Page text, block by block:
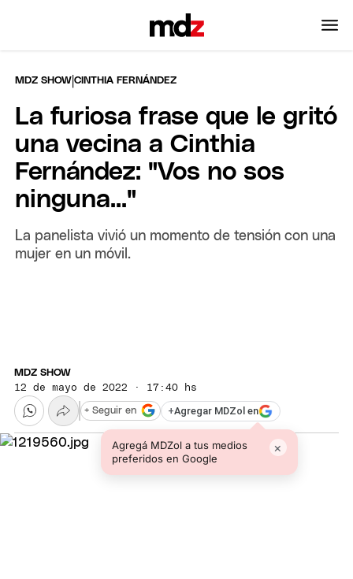
MDZ SHOW |CINTHIA FERNÁNDEZ
La furiosa frase que le gritó
una vecina a Cinthia
Fernández: "Vos no sos
ninguna..."
La panelista vivió un momento de tensión con una
mujer en un móvil.
MDZ SHOW
12 de mayo de 2022 · 17:40 hs
+Agregar MDZol en
Agregá MDZol a tus medios
preferidos en Google
×
+ Seguir en